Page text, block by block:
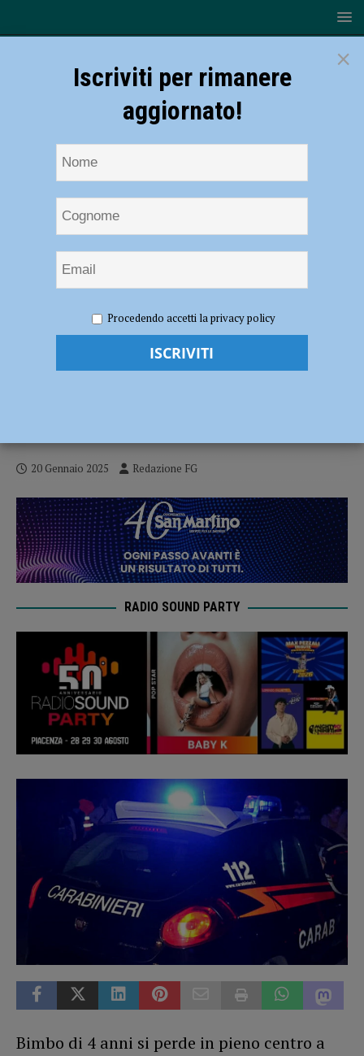
quattro anni si perde in centro storico, paura per una famiglia: ritrovato
dai carabinieri
Bimbo di quattro anni si perde in centro
20 Gennaio 2025 Redazione FG
RADIO SOUND PARTY
Bimbo di 4 anni si perde in pieno centro a
×
Iscriviti per rimanere
aggiornato!
Procedendo accetti la privacy policy